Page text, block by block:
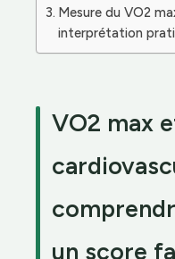
Mesure du VO2
interprétation
VO2 max
un score